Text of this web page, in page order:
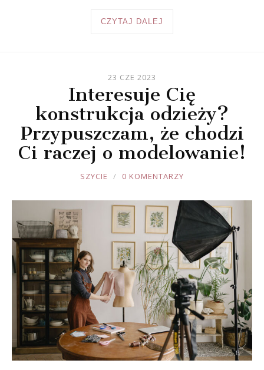
CZYTAJ DALEJ
23 CZE 2023
Interesuje Cię
konstrukcja odzieży?
Przypuszczam, że chodzi
Ci raczej o modelowanie!
JOULE
SZYCIE 0 KOMENTARZY